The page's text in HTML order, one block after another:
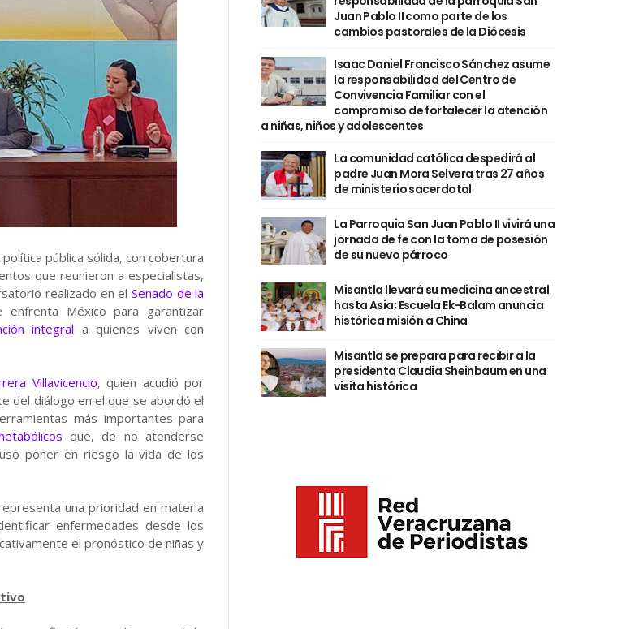
política pública sólida, con cobertura
que reunieron a especialistas,
realizado en el Senado de la
México para garantizar
integral a quienes viven con
Villavicencio, quien acudió por
del diálogo en el que se abordó el
más importantes para
que, de no atenderse
poner en riesgo la vida de los
una prioridad en materia
enfermedades desde los
el pronóstico de niñas y
Juan Pablo II como parte de los
cambios pastorales de la Diócesis
Isaac Daniel Francisco Sánchez asume
la responsabilidad del Centro de
Convivencia Familiar con el
compromiso de fortalecer la atención
a niñas, niños y adolescentes
La comunidad católica despedirá al
padre Juan Mora Selvera tras 27 años
de ministerio sacerdotal
La Parroquia San Juan Pablo II vivirá una
jornada de fe con la toma de posesión
de su nuevo párroco
Misantla llevará su medicina ancestral
hasta Asia; Escuela Ek-Balam anuncia
histórica misión a China
Misantla se prepara para recibir a la
presidenta Claudia Sheinbaum en una
visita histórica